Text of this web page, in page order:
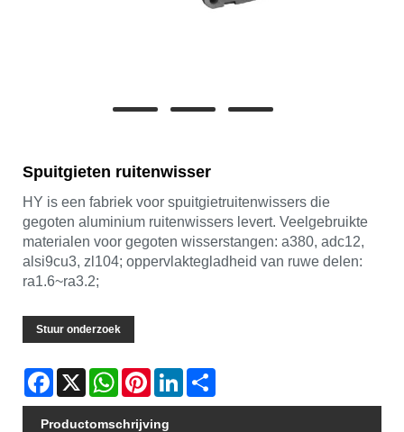
Spuitgieten ruitenwisser
HY is een fabriek voor spuitgietruitenwissers die
gegoten aluminium ruitenwissers levert. Veelgebruikte
materialen voor gegoten wisserstangen: a380, adc12,
alsi9cu3, zl104; oppervlaktegladheid van ruwe delen:
ra1.6~ra3.2;
Stuur onderzoek
Facebook
X WhatsAppPinterestLinkedIn
Productomschrijving